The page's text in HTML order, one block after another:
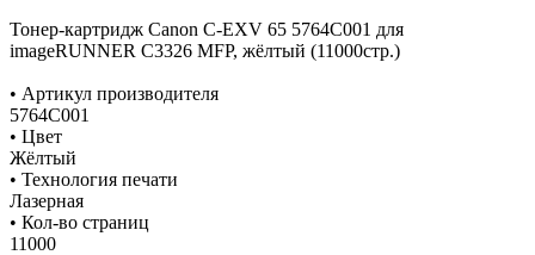
Тонер-картридж Canon C-EXV 65 5764C001 для
imageRUNNER C3326 MFP, жёлтый (11000стр.)
• Артикул производителя
5764C001
• Цвет
Жёлтый
• Технология печати
Лазерная
• Кол-во страниц
11000